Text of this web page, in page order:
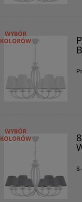
WYBÓR
KOLORÓW
WYBÓR
KOLORÓW